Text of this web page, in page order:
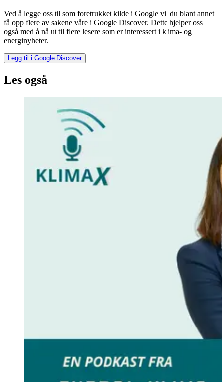
Ved å legge oss til som foretrukket kilde i Google vil du blant annet
få opp flere av sakene våre i Google Discover. Dette hjelper oss
også med å nå ut til flere lesere som er interessert i klima- og
energinyheter.
Legg til i Google Discover
Les også